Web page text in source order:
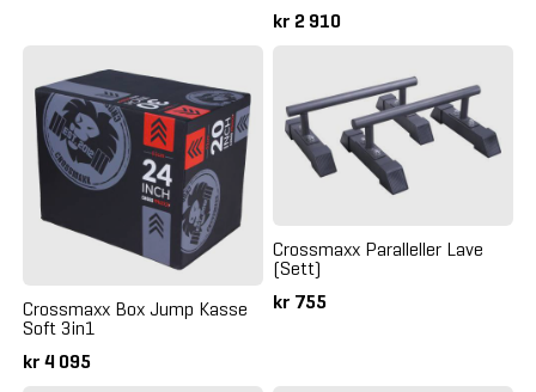
kr 2 910
Crossmaxx Box Jump Kasse
Soft 3in1
kr 4 095
Crossmaxx Paralleller Lave
(Sett)
kr 755